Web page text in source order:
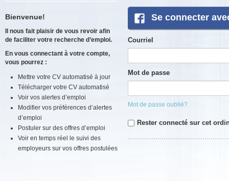
Bienvenue!
Il nous fait plaisir de vous revoir afin
de faciliter votre recherche d’emploi.
En vous connectant à votre compte,
vous pourrez :
Mettre votre CV automatisé à jour
Télécharger votre CV automatisé
Voir vos alertes d’emploi
Modifier vos préférences d’alertes
d’emploi
Postuler sur des offres d’emploi
Voir en temps réel le suivi des
employeurs sur vos offres postulées
Se connecter
Courriel
Mot de passe
Mot de passe oublié?
Rester connecté sur cet